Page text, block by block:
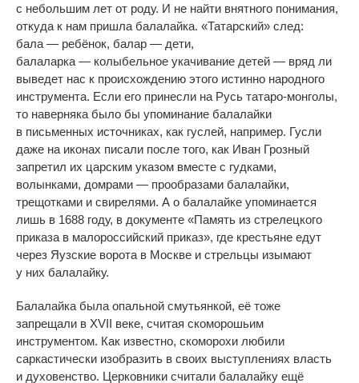
с небольшим лет от роду. И не найти внятного понимания,
откуда к нам пришла балалайка. «Татарский» след:
бала — ребёнок, балар — дети,
балаларка — колыбельное укачивание детей — вряд ли
выведет нас к происхождению этого истинно народного
инструмента. Если его принесли на Русь татаро-монголы,
то наверняка было бы упоминание балалайки
в письменных источниках, как гуслей, например. Гусли
даже на иконах писали после того, как Иван Грозный
запретил их царским указом вместе с гудками,
волынками, домрами — прообразами балалайки,
трещотками и свирелями. А о балалайке упоминается
лишь в 1688 году, в документе «Память из стрелецкого
приказа в малороссийский приказ», где крестьяне едут
через Яузские ворота в Москве и стрельцы изымают
у них балалайку.
Балалайка была опальной смутьянкой, её тоже
запрещали в XVII веке, считая скоморошьим
инструментом. Как известно, скоморохи любили
саркастически изобразить в своих выступлениях власть
и духовенство. Церковники считали балалайку ещё